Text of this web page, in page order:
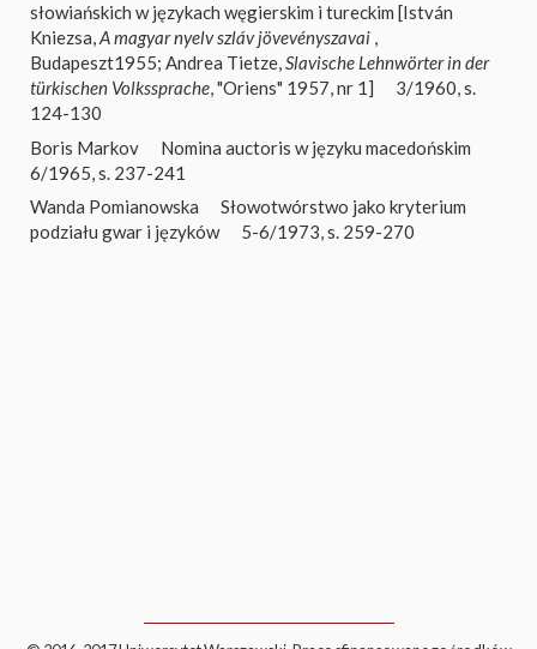
słowiańskich w językach węgierskim i tureckim [István
Kniezsa,A magyar nyelv szláv jövevényszavai ,
Budapeszt1955; Andrea Tietze,Slavische Lehnwörter in der
türkischen Volkssprache, "Oriens" 1957, nr 1]
3/1960, s.
124-130
Boris Markov
Nomina auctoris w języku macedońskim
6/1965, s. 237-241
Wanda Pomianowska
Słowotwórstwo jako kryterium
podziału gwar i języków
5-6/1973, s. 259-270